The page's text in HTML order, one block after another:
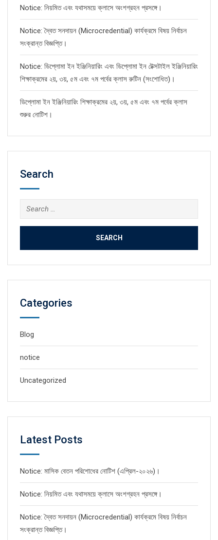
Notice: নিয়মিত এবং যথাসময়ে ক্লাসে অংশগ্রহন প্রসঙ্গে।
Notice: দ্বৈত সনদায়ন (Microcredential) কার্যক্রমে বিষয় নির্বাচন
সংক্রান্ত বিজ্ঞপ্তি।
Notice: ডিপ্লোমা ইন ইঞ্জিনিয়ারিং এবং ডিপ্লোমা ইন টেক্সটাইল ইঞ্জিনিয়ারিং
শিক্ষাক্রমের ২য়, ৩য়, ৫ম এবং ৭ম পর্বের ক্লাস রুটিন (সংশোধিত)।
ডিপ্লোমা ইন ইঞ্জিনিয়ারিং শিক্ষাক্রমের ২য়, ৩য়, ৫ম এবং ৭ম পর্বের ক্লাস
শুরুর নোটিশ।
Search
Search
for:
Categories
Blog
notice
Uncategorized
Latest Posts
Notice: মাসিক বেতন পরিশোধের নোটিশ (এপ্রিল-২০২৬)।
Notice: নিয়মিত এবং যথাসময়ে ক্লাসে অংশগ্রহন প্রসঙ্গে।
Notice: দ্বৈত সনদায়ন (Microcredential) কার্যক্রমে বিষয় নির্বাচন
সংক্রান্ত বিজ্ঞপ্তি।